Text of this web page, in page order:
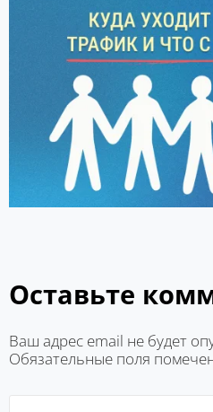
Оставьте
Ваш адрес email не будет
Обязательные поля